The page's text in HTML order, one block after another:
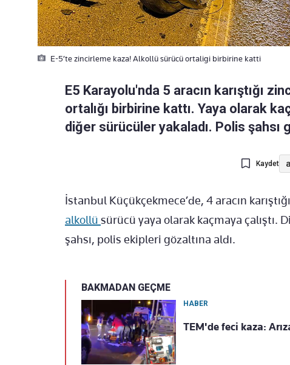
E-5’te zincirleme kaza! Alkollü sürücü ortaligi birbirine katti
E5 Karayolu'nda 5 aracın karıştığı
ortalığı birbirine kattı. Yaya olarak
diğer sürücüler yakaladı. Polis şahsı
Kaydet
İstanbul Küçükçekmece’de, 4 aracın
alkollü sürücü yaya olarak kaçmaya çalıştı.
şahsı, polis ekipleri gözaltına aldı.
BAKMADAN GEÇME
HABER
TEM'de feci kaza: